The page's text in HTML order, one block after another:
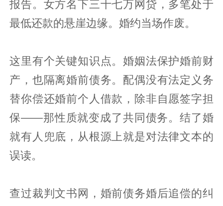
报告。女方名下三十七万网贷，多笔处于
最低还款的悬崖边缘。婚约当场作废。
这里有个关键知识点。婚姻法保护婚前财
产，也隔离婚前债务。配偶没有法定义务
替你偿还婚前个人借款，除非自愿签字担
保——那性质就变成了共同债务。结了婚
就有人兜底，从根源上就是对法律文本的
误读。
查过裁判文书网，婚前债务婚后追偿的纠